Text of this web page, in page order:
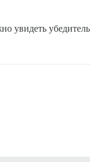
увидеть